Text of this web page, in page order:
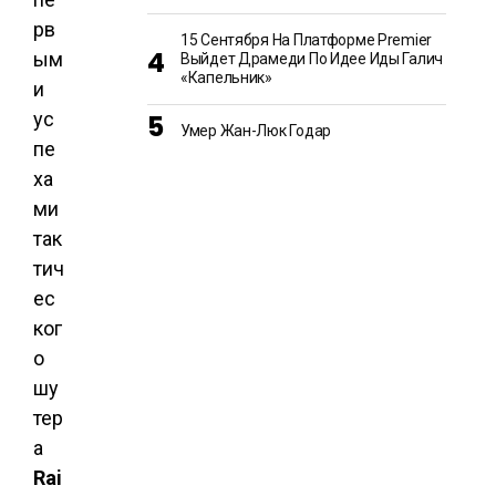
рв
ым
и
ус
пе
ха
ми
так
тич
ес
ког
о
шу
тер
а
Rai
15 Сентября На Платформе Premier
Выйдет Драмеди По Идее Иды Галич
«Капельник»
Умер Жан-Люк Годар